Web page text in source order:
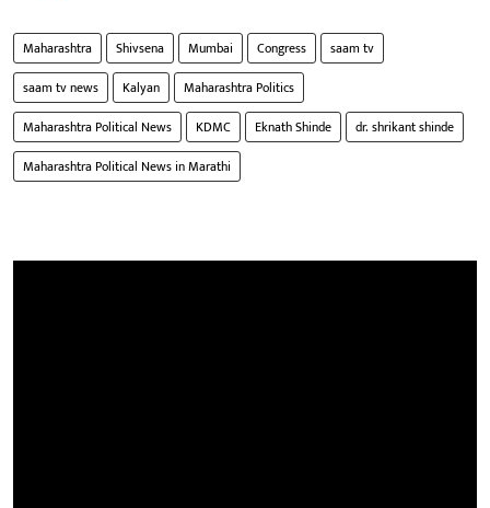
Maharashtra Shivsena Mumbai Congress
saam tv
saam tv news
Kalyan
Maharashtra Politics
Maharashtra Political News
KDMC Eknath Shinde
dr. shrikant shinde
Maharashtra Political News in Marathi